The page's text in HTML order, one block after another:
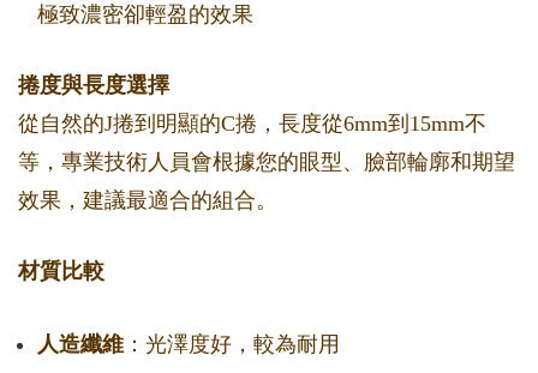
極致濃密卻輕盈的效果
捲度與長度選擇
從自然的J捲到明顯的C捲，長度從6mm到15mm不
等，專業技術人員會根據您的眼型、臉部輪廓和期望
效果，建議最適合的組合。
材質比較
人造纖維 ：光澤度好，較為耐用